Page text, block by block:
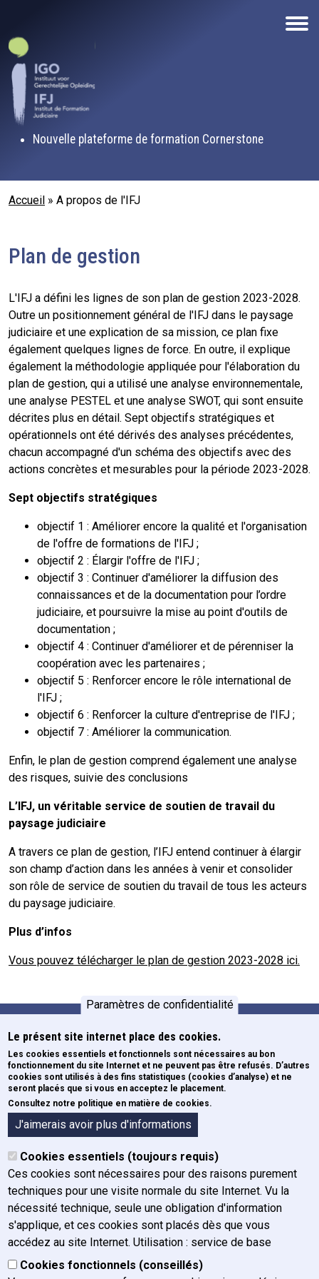
Paramètres de confidentialité
Le présent site internet place des cookies.
Les cookies essentiels et fonctionnels sont nécessaires au bon
fonctionnement du site Internet et ne peuvent pas être refusés. D’autres
cookies sont utilisés à des fins statistiques (cookies d’analyse) et ne
seront placés que si vous en acceptez le placement.
Consultez notre politique en matière de cookies.
J'aimerais avoir plus d'informations
Cookies essentiels (toujours requis)
Ces cookies sont nécessaires pour des raisons purement
techniques pour une visite normale du site Internet. Vu la
nécessité technique, seule une obligation d'information
s'applique, et ces cookies sont placés dès que vous
accédez au site Internet. Utilisation : service de base
Cookies fonctionnels (conseillés)
Nouvelle plateforme de formation Cornerstone
Fil d'Ariane
Accueil A propos de l'IFJ
Plan de gestion
L'IFJ a défini les lignes de son plan de gestion 2023-2028.
Outre un positionnement général de l'IFJ dans le paysage
judiciaire et une explication de sa mission, ce plan fixe
également quelques lignes de force. En outre, il explique
également la méthodologie appliquée pour l'élaboration du
plan de gestion, qui a utilisé une analyse environnementale,
une analyse PESTEL et une analyse SWOT, qui sont ensuite
décrites plus en détail. Sept objectifs stratégiques et
opérationnels ont été dérivés des analyses précédentes,
chacun accompagné d'un schéma des objectifs avec des
actions concrètes et mesurables pour la période 2023-2028.
Sept objectifs stratégiques
objectif 1 : Améliorer encore la qualité et l'organisation
de l'offre de formations de l'IFJ ;
objectif 2 : Élargir l'offre de l'IFJ ;
objectif 3 : Continuer d'améliorer la diffusion des
connaissances et de la documentation pour l’ordre
judiciaire, et poursuivre la mise au point d'outils de
documentation ;
objectif 4 : Continuer d'améliorer et de pérenniser la
coopération avec les partenaires ;
objectif 5 : Renforcer encore le rôle international de
l'IFJ ;
objectif 6 : Renforcer la culture d'entreprise de l'IFJ ;
objectif 7 : Améliorer la communication.
Enfin, le plan de gestion comprend également une analyse
des risques, suivie des conclusions
L’IFJ, un véritable service de soutien de travail du
paysage judiciaire
A travers ce plan de gestion, l’IFJ entend continuer à élargir
son champ d’action dans les années à venir et consolider
son rôle de service de soutien du travail de tous les acteurs
du paysage judiciaire.
Plus d’infos
Vous pouvez télécharger le plan de gestion 2023-2028 ici.
Pied de page
Formations
Newsletters
ECE
Formulaires
A propos de l'IFJ
Organigramme
Organes
Historique
Mission, vision et valeurs
Rapport annuel
Plan de gestion
Actualités